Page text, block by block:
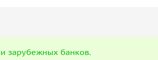
зарубежных банков.